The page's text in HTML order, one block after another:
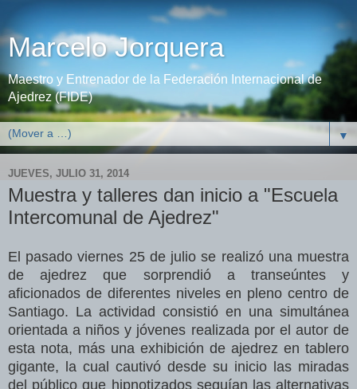
Marcelo Jorquera
Maestro y Entrenador de la Federación Internacional de
Ajedrez (FIDE)
▼
JUEVES, JULIO 31, 2014
Muestra y talleres dan inicio a "Escuela
Intercomunal de Ajedrez"
El pasado viernes 25 de julio se realizó una muestra
de ajedrez que sorprendió a transeúntes y
aficionados de diferentes niveles en pleno centro de
Santiago. La actividad consistió en una simultánea
orientada a niños y jóvenes realizada por el autor de
esta nota, más una exhibición de ajedrez en tablero
gigante, la cual cautivó desde su inicio las miradas
del público que hipnotizados seguían las alternativas